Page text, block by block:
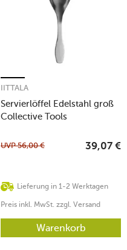
Servierlöffel Edelstahl groß
Collective Tools
IITTALA
Lieferung in 1-2 Werktagen
UVP56,00 € 39,07 €
Preis inkl. MwSt. zzgl. Versand
Warenkorb